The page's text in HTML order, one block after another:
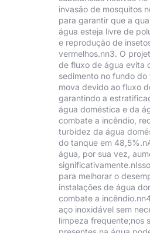
invasão de mosquitos
para garantir que a
água esteja livre de
e reprodução de
vermelhos.nn3. O
de fluxo de água evita
sedimento no fundo do
mova devido ao fluxo
garantindo a
água doméstica e da
combate a incêndio,
turbidez da água
do tanque em
água, por sua vez,
para melhorar o
instalações de água
combate a
aço inoxidável sem
limpeza frequente;nos